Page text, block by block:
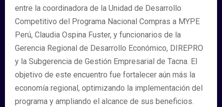
entre la coordinadora de la Unidad de Desarrollo
Competitivo del Programa Nacional Compras a MYPE
Perú, Claudia Ospina Fuster, y funcionarios de la
Gerencia Regional de Desarrollo Económico, DIREPRO
y la Subgerencia de Gestión Empresarial de Tacna. El
objetivo de este encuentro fue fortalecer aún más la
economía regional, optimizando la implementación del
programa y ampliando el alcance de sus beneficios.